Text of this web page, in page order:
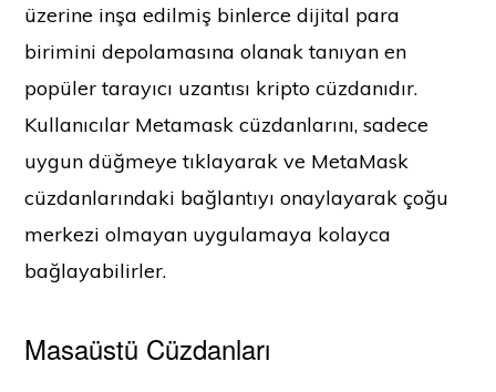
üzerine inşa edilmiş binlerce dijital para
birimini depolamasına olanak tanıyan en
popüler tarayıcı uzantısı kripto cüzdanıdır.
Kullanıcılar Metamask cüzdanlarını, sadece
uygun düğmeye tıklayarak ve MetaMask
cüzdanlarındaki bağlantıyı onaylayarak çoğu
merkezi olmayan uygulamaya kolayca
bağlayabilirler.
Masaüstü Cüzdanları